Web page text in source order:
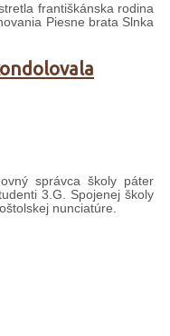
františkánska rodina
Piesne brata Slnka
správca školy páter
3.G. Spojenej školy
nunciatúre.